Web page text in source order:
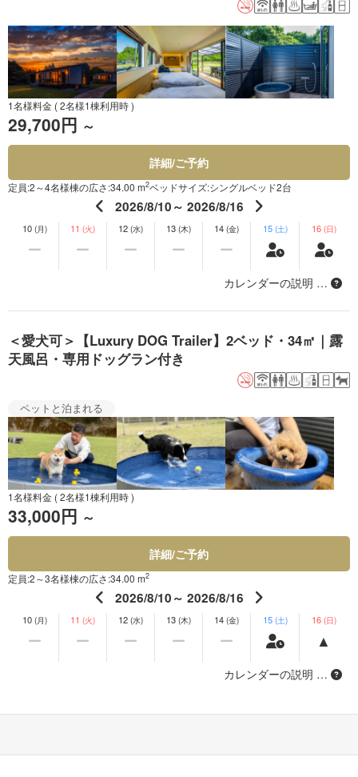
1名様料金 ( 2名様1棟利用時 )
29,700円 ～
詳細/ご予約
定員:2～4名様棟の広さ:34.00 m2ベッドサイズ:シングルベッド2台
2026/8/10～ 2026/8/16
10 (月) 11 (火) 12 (水) 13 (木) 14 (金) 15 (土) 16 (日)
カレンダーの説明 …
＜愛犬可＞【Luxury DOG Trailer】2ベッド・34㎡｜露
天風呂・専用ドッグラン付き
ペットと泊まれる
1名様料金 ( 2名様1棟利用時 )
33,000円 ～
詳細/ご予約
定員:2～3名様棟の広さ:34.00 m2
2026/8/10～ 2026/8/16
10 (月) 11 (火) 12 (水) 13 (木) 14 (金) 15 (土) 16 (日)
カレンダーの説明 …